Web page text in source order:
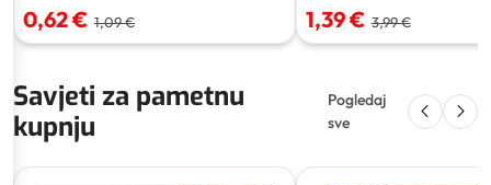
0,62 € 1,09 € 1,39 € 3,99 €
Savjeti za pametnu
kupnju
Pogledaj
sve